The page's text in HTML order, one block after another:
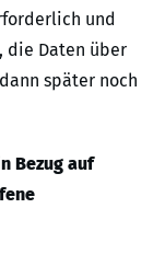
und
die Daten über
später noch
Bezug auf